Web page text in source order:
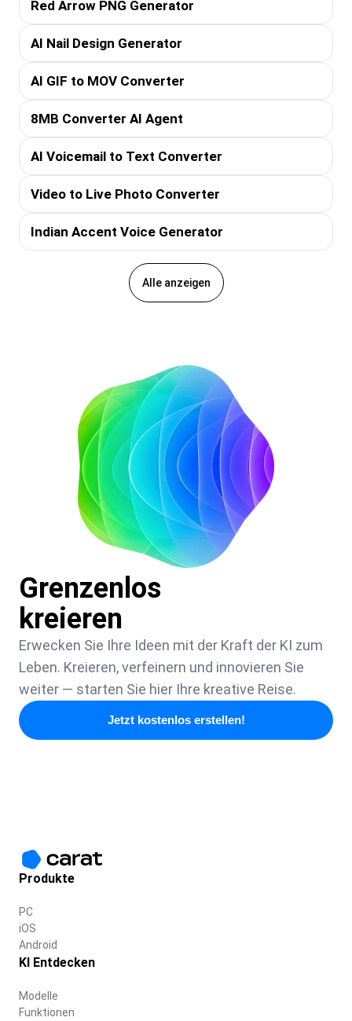
Red Arrow PNG Generator
AI Nail Design Generator
AI GIF to MOV Converter
8MB Converter AI Agent
AI Voicemail to Text Converter
Video to Live Photo Converter
Indian Accent Voice Generator
Alle anzeigen
Grenzenlos
kreieren
Erwecken Sie Ihre Ideen mit der Kraft der KI zum
Leben. Kreieren, verfeinern und innovieren Sie
weiter — starten Sie hier Ihre kreative Reise.
Jetzt kostenlos erstellen!
Produkte
PC
iOS
Android
KI Entdecken
Modelle
Funktionen